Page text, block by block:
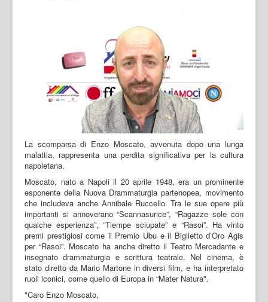
La scomparsa di Enzo Moscato, avvenuta dopo una lunga
malattia, rappresenta una perdita significativa per la cultura
napoletana.
Moscato, nato a Napoli il 20 aprile 1948, era un prominente
esponente della Nuova Drammaturgia partenopea, movimento
che includeva anche Annibale Ruccello. Tra le sue opere più
importanti si annoverano “Scannasurice”, “Ragazze sole con
qualche esperienza”, “Tiempe sciupate” e “Rasoi”. Ha vinto
premi prestigiosi come il Premio Ubu e il Biglietto d’Oro Agis
per “Rasoi”. Moscato ha anche diretto il Teatro Mercadante e
insegnato drammaturgia e scrittura teatrale. Nel cinema, è
stato diretto da Mario Martone in diversi film, e ha interpretato
ruoli iconici, come quello di Europa in “Mater Natura".
"Caro Enzo Moscato,